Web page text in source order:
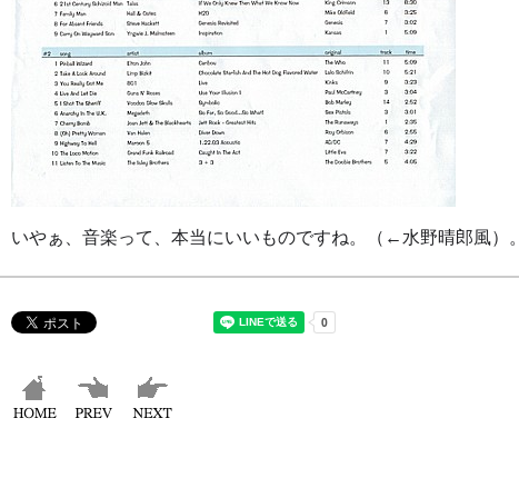
いやぁ、音楽って、本当にいいものですね。（←水野晴郎風）。